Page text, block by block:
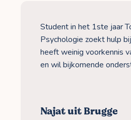
Student in het 1ste jaar
Psychologie zoekt hulp
heeft weinig voorkennis
en wil bijkomende
Najat uit Brugge